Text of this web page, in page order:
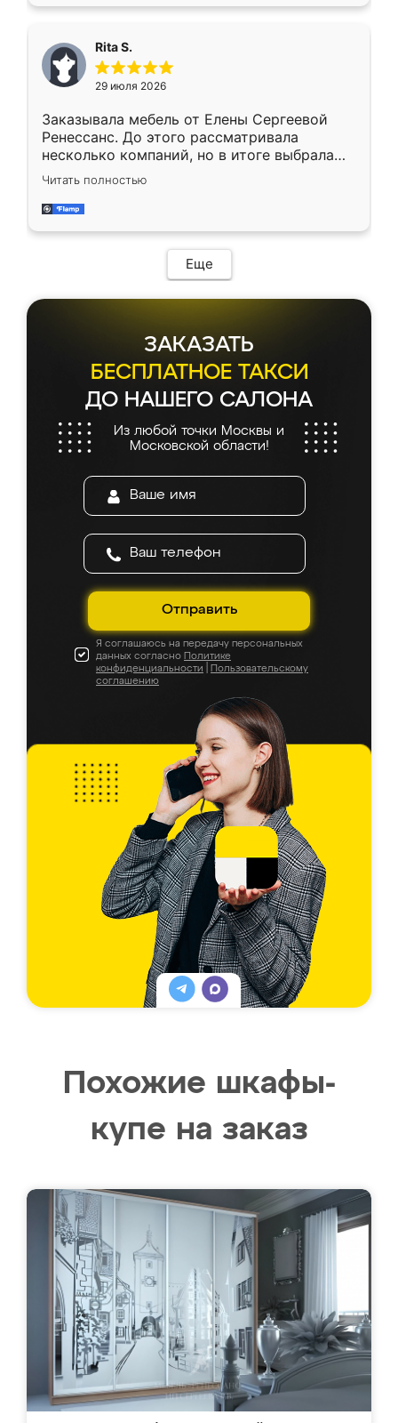
каких-либо доработок. Качеством осталась
довольна, все выглядит так, как и ожидала.
Rita S.
29 июля 2026
Заказывала мебель от Елены Сергеевой
Ренессанс. До этого рассматривала
несколько компаний, но в итоге выбрала
эту. Сначала обговорили условия, потом
приехал замерщик, всё спокойно объяснил
и снял размеры. Изготовили в срок, с
мебель сразу встала на свое место без
каких-либо доработок. Качеством осталась
довольна, все выглядит так, как и ожидала.
Читать полностью
Еще
ЗАКАЗАТЬ
БЕСПЛАТНОЕ ТАКСИ
ДО НАШЕГО САЛОНА
Из любой точки Москвы и
Московской области!
Отправить
Я соглашаюсь на передачу персональных
данных согласно Политике
конфиденциальности
Пользовательскому
соглашению
Похожие шкафы-
купе на заказ